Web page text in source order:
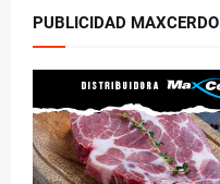
PUBLICIDAD MAXCERDO